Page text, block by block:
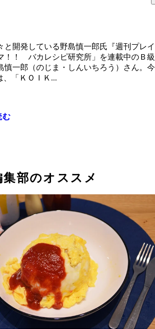
砕く！ 「ＫＯＩＫＥＹＡ Ｔｈｅ 海老
ろみ！ めんつゆを希釈して鍋に入れて
ける！ カニカマスティックを（１）の
っぽ！ 普通サイズのカニカマを薄くス
料理を続々と開発している野島慎一郎氏
と開発している野島慎一郎氏『週刊プレイ
！！ バカレシピ研究所」を連載中のＢ級
慎一郎（のじま・しんいちろう）さん。今
、「ＫＯＩＫ...
む
集部のオススメ